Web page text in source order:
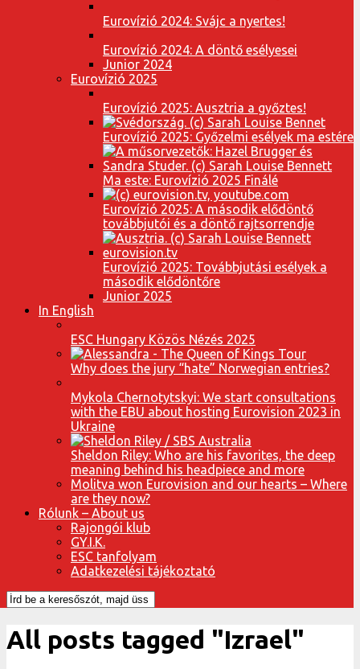
Eurovízió 2024: Svájc a nyertes!
Eurovízió 2024: A döntő esélyesei
Junior 2024
Eurovízió 2025
Eurovízió 2025: Ausztria a győztes!
Eurovízió 2025: Győzelmi esélyek ma estére
Ma este: Eurovízió 2025 Finálé
Eurovízió 2025: A második elődöntő
továbbjutói és a döntő rajtsorrendje
Eurovízió 2025: Továbbjutási esélyek a
második elődöntőre
Junior 2025
In English
ESC Hungary Közös Nézés 2025
Why does the jury “hate” Norwegian entries?
Mykola Chernotytskyi: We start consultations
with the EBU about hosting Eurovision 2023 in
Ukraine
Sheldon Riley: Who are his favorites, the deep
meaning behind his headpiece and more
Molitva won Eurovision and our hearts – Where
are they now?
Rólunk – About us
Rajongói klub
GY.I.K.
ESC tanfolyam
Adatkezelési tájékoztató
All posts tagged "Izrael"